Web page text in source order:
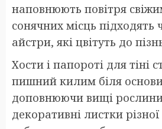
наповнюють повітря
сонячних місць підходять
айстри, які цвітуть до
Хости і папороті для тіні
пишний килим біля
доповнюючи вищі
декоративні листки